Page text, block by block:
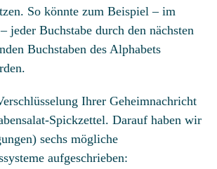
So könnte zum Beispiel – im
jeder Buchstabe durch den nächsten
Buchstaben des Alphabets
Ihrer Geheimnachricht
Spickzettel. Darauf haben wir
sechs mögliche
aufgeschrieben: